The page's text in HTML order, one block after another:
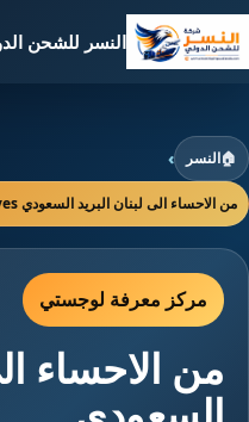
النسر للشحن
🏠النسر ›
من الاحساء الى لبنان البريد السعودي Archives - النسر للشحن الدولي
مركز معرفة لوجستي
من الاحساء